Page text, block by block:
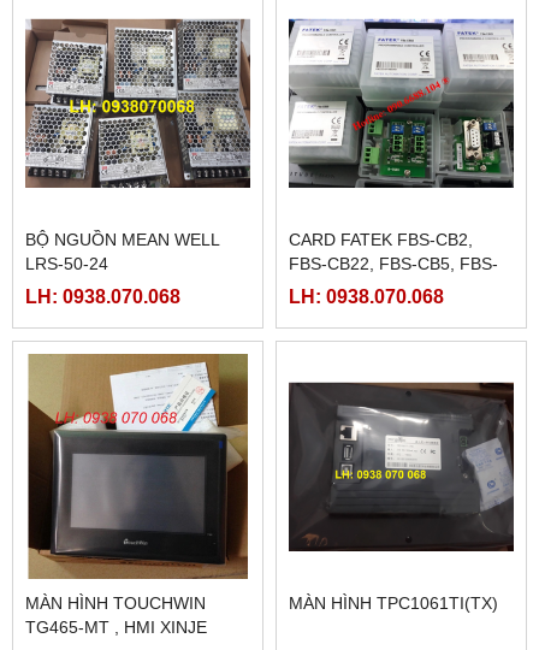
BỘ NGUỒN MEAN WELL
LRS-50-24
LH: 0938.070.068
CARD FATEK FBS-CB2,
FBS-CB22, FBS-CB5, FBS-
CB25, FBS-CB55
LH: 0938.070.068
MÀN HÌNH TOUCHWIN
TG465-MT , HMI XINJE
MÀN HÌNH TPC1061TI(TX)